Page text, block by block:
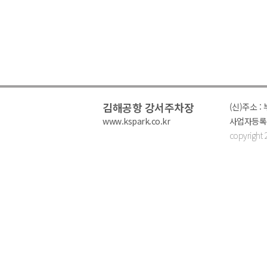
김해공항 강서주차장
www.kspark.co.kr
(신)주소 :
사업자등
copyright